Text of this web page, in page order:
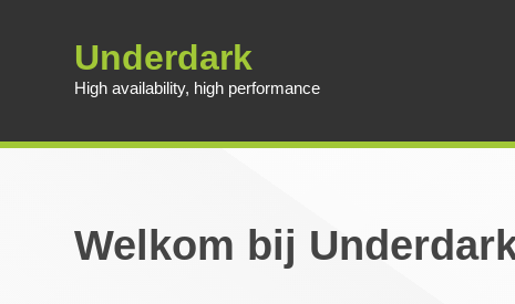
Underdark
High availability, high performance
Welkom bij